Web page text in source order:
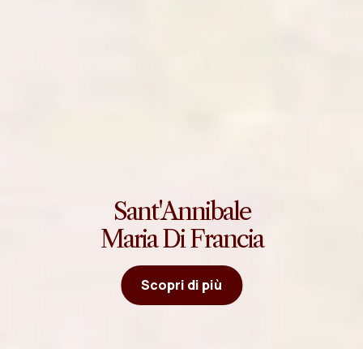
Sant'Annibale
Maria Di Francia
Scopri di più